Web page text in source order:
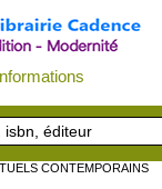
CONTEMPORAINS